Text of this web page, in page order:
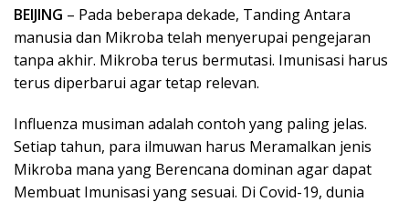
BEIJING – Pada beberapa dekade, Tanding Antara
manusia dan Mikroba telah menyerupai pengejaran
tanpa akhir. Mikroba terus bermutasi. Imunisasi harus
terus diperbarui agar tetap relevan.
Influenza musiman adalah contoh yang paling jelas.
Setiap tahun, para ilmuwan harus Meramalkan jenis
Mikroba mana yang Berencana dominan agar dapat
Membuat Imunisasi yang sesuai. Di Covid-19, dunia